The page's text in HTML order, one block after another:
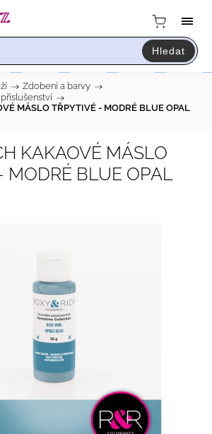
Hledat
/ Zdobení a barvy /
/
MÁSLO TŘPYTIVÉ - MODRÉ BLUE OPAL
KAKAOVÉ MÁSLO
MODRÉ BLUE OPAL